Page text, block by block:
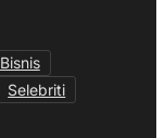
Bisnis
Selebriti